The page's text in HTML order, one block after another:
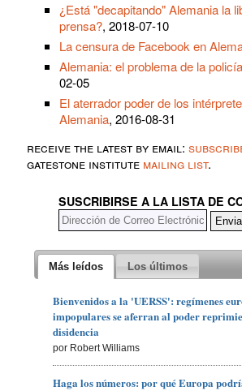
¿Está "decapitando" Alemania la
prensa?, 2018-07-10
La censura de Facebook en
Alemania: el problema de la
02-05
El aterrador poder de los
Alemania, 2016-08-31
receive the latest by email:
gatestone institute mailing list.
SUSCRIBIRSE A LA LISTA DE
Más leídos Los últimos
Bienvenidos a la 'UERSS': regímenes
impopulares se aferran al poder
disidencia
por Robert Williams
Haga los números: por qué Europa